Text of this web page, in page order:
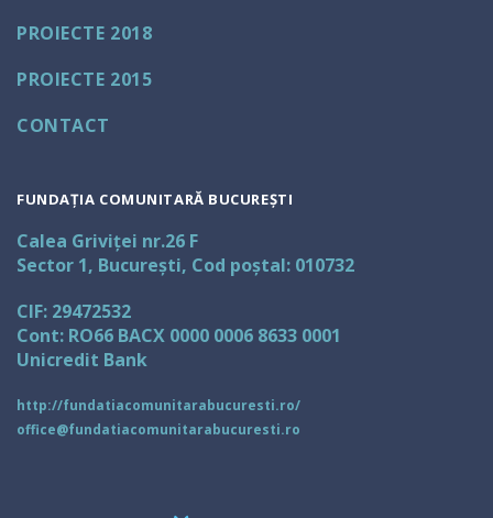
PROIECTE 2018
PROIECTE 2015
CONTACT
FUNDAȚIA COMUNITARĂ BUCUREȘTI
Calea Griviței nr.26 F
Sector 1, București, Cod poștal: 010732
CIF: 29472532
Cont: RO66 BACX 0000 0006 8633 0001
Unicredit Bank
http://fundatiacomunitarabucuresti.ro/
office@fundatiacomunitarabucuresti.ro